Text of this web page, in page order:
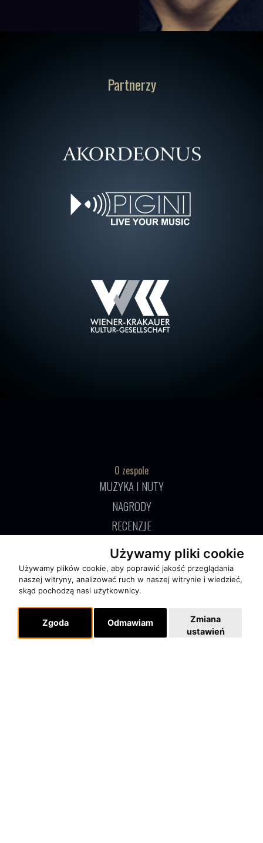
Używamy pliki cookie
Używamy plików cookie, aby poprawić jakość przeglądania
naszej witryny, analizować ruch w naszej witrynie i wiedzieć,
skąd pochodzą nasi użytkownicy.
Zgoda Odmawiam
Zmiana
ustawień
Partnerzy
O zespole
MUZYKA I NUTY
NAGRODY
RECENZJE
Pomoc
KONTAKT
POLITYKA PRYWATNOŚCI
Dla organizatorów